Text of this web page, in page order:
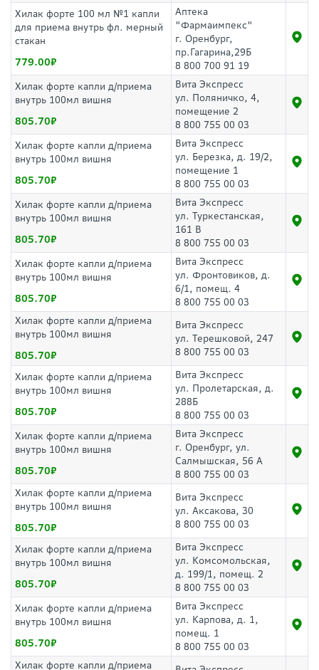
Хилак форте 100 мл №1 капли
для приема внутрь фл. мерный
стакан
779.00
Аптека
"Фармаимпекс"
г. Оренбург,
пр.Гагарина,29Б
8 800 700 91 19
Хилак форте капли д/приема
внутрь 100мл вишня
805.70
Вита Экспресс
ул. Поляничко, 4,
помещение 2
8 800 755 00 03
Хилак форте капли д/приема
внутрь 100мл вишня
805.70
Вита Экспресс
ул. Березка, д. 19/2,
помещение 1
8 800 755 00 03
Хилак форте капли д/приема
внутрь 100мл вишня
805.70
Вита Экспресс
ул. Туркестанская,
161 В
8 800 755 00 03
Хилак форте капли д/приема
внутрь 100мл вишня
805.70
Вита Экспресс
ул. Фронтовиков, д.
6/1, помещ. 4
8 800 755 00 03
Хилак форте капли д/приема
внутрь 100мл вишня
805.70
Вита Экспресс
ул. Терешковой, 247
8 800 755 00 03
Хилак форте капли д/приема
внутрь 100мл вишня
805.70
Вита Экспресс
ул. Пролетарская, д.
288Б
8 800 755 00 03
Хилак форте капли д/приема
внутрь 100мл вишня
805.70
Вита Экспресс
г. Оренбург, ул.
Салмышская, 56 А
8 800 755 00 03
Хилак форте капли д/приема
внутрь 100мл вишня
805.70
Вита Экспресс
ул. Аксакова, 30
8 800 755 00 03
Хилак форте капли д/приема
внутрь 100мл вишня
805.70
Вита Экспресс
ул. Комсомольская,
д. 199/1, помещ. 2
8 800 755 00 03
Хилак форте капли д/приема
внутрь 100мл вишня
805.70
Вита Экспресс
ул. Карпова, д. 1,
помещ. 1
8 800 755 00 03
Хилак форте капли д/приема